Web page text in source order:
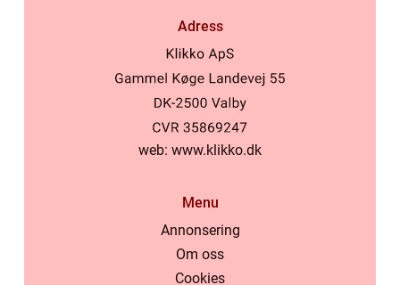
Adress
web: www.klikko.dk
Menu
Annonsering
Om oss
Cookies